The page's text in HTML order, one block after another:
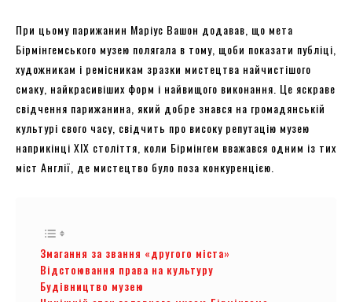
При цьому парижанин Маріус Вашон додавав, що мета
Бірмінгемського музею полягала в тому, щоби показати публіці,
художникам і ремісникам зразки мистецтва найчистішого
смаку, найкрасивіших форм і найвищого виконання. Це яскраве
свідчення парижанина, який добре знався на громадянській
культурі свого часу, свідчить про високу репутацію музею
наприкінці ХІХ століття, коли Бірмінгем вважався одним із тих
міст Англії, де мистецтво було поза конкуренцією.
Змагання за звання «другого міста»
Відстоювання права на культуру
Будівництво музею